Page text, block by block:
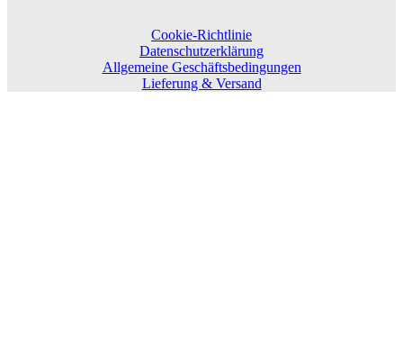
Cookie-Richtlinie
Datenschutzerklärung
Allgemeine Geschäftsbedingungen
Lieferung & Versand